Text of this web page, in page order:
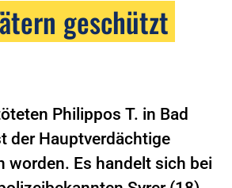
geschützt
Philippos T. in Bad
der Hauptverdächtige
worden. Es handelt sich bei